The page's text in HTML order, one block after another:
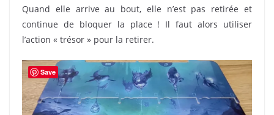
Quand elle arrive au bout, elle n’est pas retirée et
continue de bloquer la place ! Il faut alors utiliser
l’action « trésor » pour la retirer.
Save